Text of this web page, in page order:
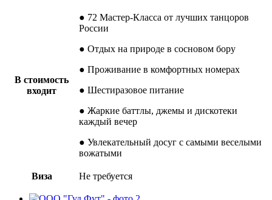
В стоимость
входит
● 72 Мастер-Класса от лучших танцоров
России
● Отдых на природе в сосновом бору
● Проживание в комфортных номерах
● Шестиразовое питание
● Жаркие баттлы, джемы и дискотеки
каждый вечер
● Увлекательный досуг с самыми веселыми
вожатыми
Виза Не требуется